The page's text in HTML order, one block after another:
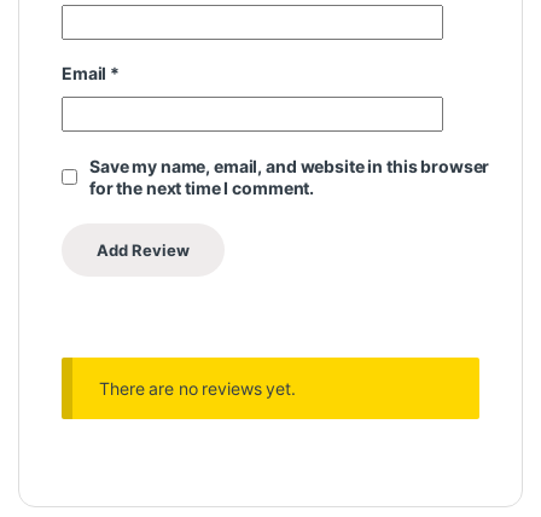
Email *
Save my name, email, and website in this browser
for the next time I comment.
There are no reviews yet.